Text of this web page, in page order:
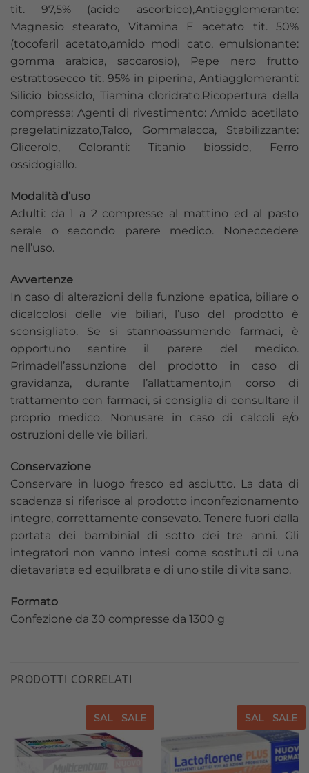
tit. 97,5% (acido ascorbico),Antiagglomerante:
Magnesio stearato, Vitamina E acetato tit. 50%
(tocoferil acetato,amido modi cato, emulsionante:
gomma arabica, saccarosio), Pepe nero frutto
estrattosecco tit. 95% in piperina, Antiagglomeranti:
Silicio biossido, Tiamina cloridrato.Ricopertura della
compressa: Agenti di rivestimento: Amido acetilato
pregelatinizzato,Talco, Gommalacca, Stabilizzante:
Glicerolo, Coloranti: Titanio biossido, Ferro
ossidogiallo.
Modalità d’uso
Adulti: da 1 a 2 compresse al mattino ed al pasto
serale o secondo parere medico. Noneccedere
nell’uso.
Avvertenze
In caso di alterazioni della funzione epatica, biliare o
dicalcolosi delle vie biliari, l’uso del prodotto è
sconsigliato. Se si stannoassumendo farmaci, è
opportuno sentire il parere del medico.
Primadell’assunzione del prodotto in caso di
gravidanza, durante l’allattamento,in corso di
trattamento con farmaci, si consiglia di consultare il
proprio medico. Nonusare in caso di calcoli e/o
ostruzioni delle vie biliari.
Conservazione
Conservare in luogo fresco ed asciutto. La data di
scadenza si riferisce al prodotto inconfezionamento
integro, correttamente consevato. Tenere fuori dalla
portata dei bambinial di sotto dei tre anni. Gli
integratori non vanno intesi come sostituti di una
dietavariata ed equilbrata e di uno stile di vita sano.
Formato
Confezione da 30 compresse da 1300 g
PRODOTTI CORRELATI
SALE SALE
Aggiungi
alla lista
dei
SALE SALE
Aggiungi
alla lista
dei
desideri